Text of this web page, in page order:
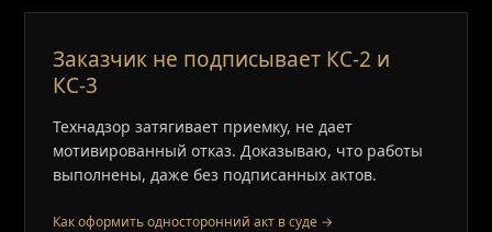
Заказчик не подписывает КС‑2 и
КС‑3
Технадзор затягивает приемку, не дает
мотивированный отказ. Доказываю, что работы
выполнены, даже без подписанных актов.
Как оформить односторонний акт в суде →